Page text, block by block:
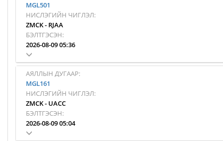
MGL501
НИСЛЭГИЙН ЧИГЛЭЛ:
ZMCK- RJAA
БЭЛТГЭСЭН:
2026-08-09 05:36
АЯЛЛЫН ДУГААР:
MGL161
НИСЛЭГИЙН ЧИГЛЭЛ:
ZMCK- UACC
БЭЛТГЭСЭН:
2026-08-09 05:04